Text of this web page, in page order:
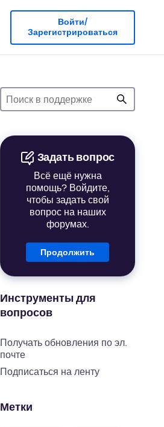
Войти/
Зарегистрироваться
Задать вопрос
Всё ещё нужна
помощь? Войдите,
чтобы задать свой
вопрос на наших
форумах.
Продолжить
Инструменты для
вопросов
Получать обновления по эл.
почте
Подписаться на ленту
Метки